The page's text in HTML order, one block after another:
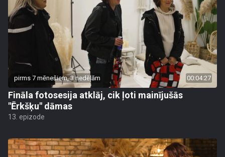
pirms 7 mēnešiem, 3 nedēļām 00:04:27
Fināla fotosesija atklāj, cik ļoti mainījušās
"Ērkšķu" dāmas
13. epizode